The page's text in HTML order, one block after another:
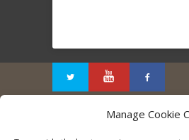
Manage Cookie
RIGHTS RESERVED -